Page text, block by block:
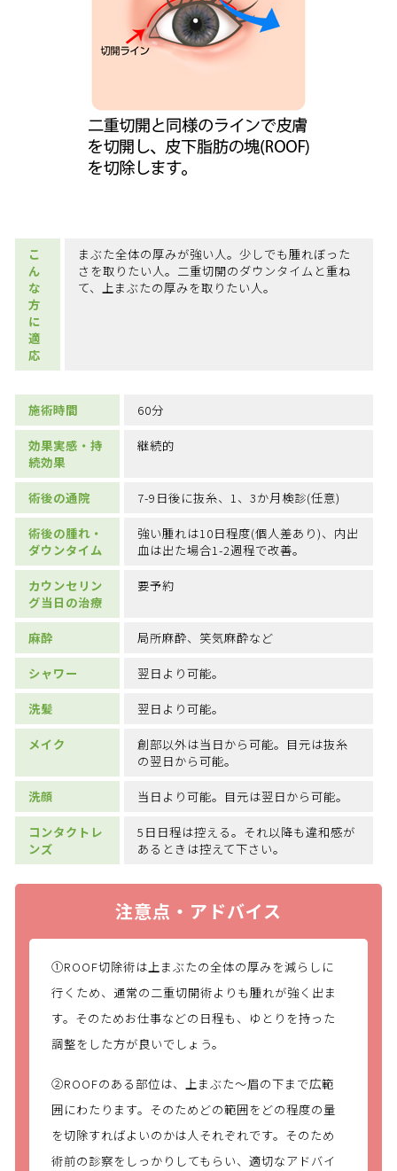
こ
ん
な
方
に
適
応
まぶた全体の厚みが強い人。少しでも腫れぼった
さを取りたい人。二重切開のダウンタイムと重ね
て、上まぶたの厚みを取りたい人。
施術時間 60分
効果実感・持
続効果
継続的
術後の通院 7-9日後に抜糸、1、3か月検診(任意)
術後の腫れ・
ダウンタイム
強い腫れは10日程度(個人差あり)、内出
血は出た場合1-2週程で改善。
カウンセリン
グ当日の治療
要予約
麻酔 局所麻酔、笑気麻酔など
シャワー 翌日より可能。
洗髪 翌日より可能。
メイク
創部以外は当日から可能。目元は抜糸
の翌日から可能。
洗顔 当日より可能。目元は翌日から可能。
コンタクトレ
ンズ
5日日程は控える。それ以降も違和感が
あるときは控えて下さい。
注意点・アドバイス
①ROOF切除術は上まぶたの全体の厚みを減らしに
行くため、通常の二重切開術よりも腫れが強く出ま
す。そのためお仕事などの日程も、ゆとりを持った
調整をした方が良いでしょう。
②ROOFのある部位は、上まぶた～眉の下まで広範
囲にわたります。そのためどの範囲をどの程度の量
を切除すればよいのかは人それぞれです。そのため
術前の診察をしっかりしてもらい、適切なアドバイ